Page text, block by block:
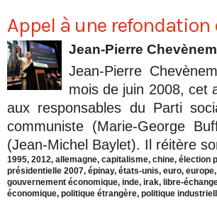
Appel à une
Jean-Pierre
Jean-Pierre
mois de juin 2008, cet
aux responsables du Parti
communiste (Marie-George
(Jean-Michel Baylet). Il réitère
1995, 2012, allemagne, capitalisme, chine, élection
présidentielle 2007, épinay, états-unis, euro, europe,
gouvernement économique, inde, irak, libre-
économique, politique étrangère, politique